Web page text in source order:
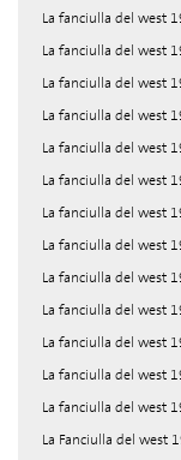
La fanciulla del west
La fanciulla del west
La fanciulla del west
La fanciulla del west
La fanciulla del west
La fanciulla del west
La fanciulla del west
La fanciulla del west
La fanciulla del west
La fanciulla del west
La fanciulla del west
La fanciulla del west
La fanciulla del west
La Fanciulla del west